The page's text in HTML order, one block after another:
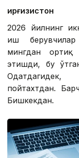
Қирғизистон
2026 йилнинг
иш
мингдан
этишди, бу
Одатдагидек,
пойтахтдан.
Бишкекдан.